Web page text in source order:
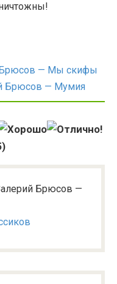
Брюсов — Мы скифы
Брюсов — Мумия
Брюсов —